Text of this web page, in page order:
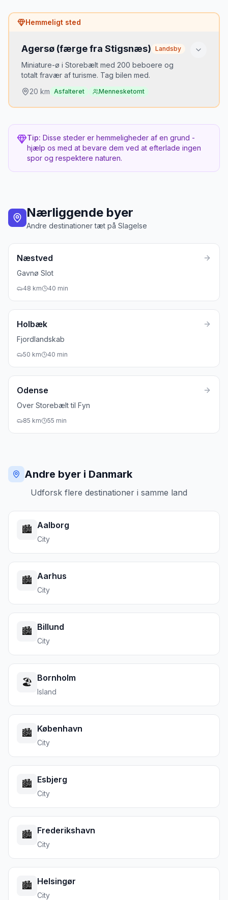
Hvorfor er det hemmeligt?
Alle kender Roskilde-vikingerne. Trelleborg er
Bedste tidspunkt
Sommer for vikingemarked, forår for grønne volde
Hemmeligt sted
Agersø (færge fra Stigsnæs) Landsby
Miniature-ø i Storebælt med 200 beboere og
totalt fravær af turisme. Tag bilen med.
20 km Asfalteret Mennesketomt
restaurant. Bare ø.
Bedste tidspunkt
Tip: Disse steder er hemmeligheder af en grund -
hjælp os med at bevare dem ved at efterlade ingen
spor og respektere naturen.
Nærliggende byer
Andre destinationer tæt på Slagelse
Næstved
Gavnø Slot
48 km 40 min
Holbæk
Fjordlandskab
50 km 40 min
Odense
Over Storebælt til Fyn
85 km 55 min
Andre byer i Danmark
Udforsk flere destinationer i samme land
🏙️ Aalborg
City
🏙️ Aarhus
City
🏙️ Billund
City
🏖️ Bornholm
Island
🏙️ København
City
🏙️ Esbjerg
City
🏙️ Frederikshavn
City
🏙️ Helsingør
City